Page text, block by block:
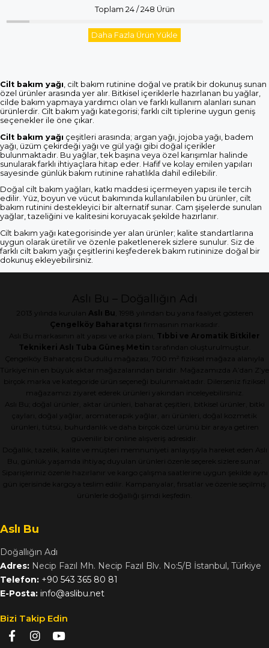
Toplam 24/ 248 Ürün
Daha Fazla Ürün Yükle
Cilt bakım yağı , cilt bakım rutinine doğal ve pratik bir dokunuş sunan
özel ürünler arasında yer alır. Bitkisel içeriklerle hazırlanan bu yağlar,
cilde bakım yapmaya yardımcı olan ve farklı kullanım alanları sunan
ürünlerdir. Cilt bakım yağı kategorisi; farklı cilt tiplerine uygun geniş
seçenekler ile öne çıkar.
Cilt bakım yağı çeşitleri arasında; argan yağı, jojoba yağı, badem
yağı, üzüm çekirdeği yağı ve gül yağı gibi doğal içerikler
bulunmaktadır. Bu yağlar, tek başına veya özel karışımlar halinde
sunularak farklı ihtiyaçlara hitap eder. Hafif ve kolay emilen yapıları
sayesinde günlük bakım rutinine rahatlıkla dahil edilebilir.
Doğal cilt bakım yağları, katkı maddesi içermeyen yapısı ile tercih
edilir. Yüz, boyun ve vücut bakımında kullanılabilen bu ürünler, cilt
bakım rutinini destekleyici bir alternatif sunar. Cam şişelerde sunulan
yağlar, tazeliğini ve kalitesini koruyacak şekilde hazırlanır.
Cilt bakım yağı kategorisinde yer alan ürünler; kalite standartlarına
uygun olarak üretilir ve özenle paketlenerek sizlere sunulur. Siz de
farklı cilt bakım yağı çeşitlerini keşfederek bakım rutininize doğal bir
dokunuş ekleyebilirsiniz.
Aslı Bu – Doğallığın Adı
2013 yılında kurulan Aslı Bu , 1998 yılından bu yana faaliyet gösteren
Çengelköy Baharatçısı firmasının markasıdır.
Aslı Bu markasının alt yapısı ve arka planı, Tıbbi ve Aromatik Bitkiler
Teknikeri Aslı Tuba Güneş Metin tarafından oluşturulmuştur.
Çengelköy Baharatçısı Dudullu mağazası, 700 m² fiziksel mağaza alanıyla
Türkiye’nin en büyük aktar mağazalarından biridir. Mağazamızda A’dan Z’ye
birçok marka ve kategoride ürün seçeneği bulunmaktadır. Dilerseniz fiziksel
mağazamızı ziyaret ederek ürünleri yakından inceleyebilirsiniz.
Aslı Bu; doğal ürünler, aktar ürünleri, baharat çeşitleri, bitkisel ürünler, bitki
çayları, doğal yağlar, aromaterapik yağlar, arı ürünleri, doğal kozmetik
ürünleri, tütsü, buhurdanlık ve daha birçok özel ürünü bir araya getiren
güvenilir bir online alışveriş adresidir.
Doğallık, tazelik, kalite ve müşteri memnuniyeti anlayışıyla hareket eden Aslı
Bu, günlük yaşamda ihtiyaç duyulan ürünleri özenle seçerek sizlere sunar.
Siparişleriniz özenle hazırlanır ve kargo çalışma saatlerine uygun şekilde aynı
gün içerisinde kargoya teslim edilir. Kampanyalar, fırsatlar ve özenle seçilmiş
ürünlerle doğallığı şimdi keşfedin.
Aslı Bu
Doğallığın Adı
Adres: Necip Fazıl Mh. Necip Fazıl Blv. No:5/B İstanbul, Türkiye
Telefon: +90 543 365 80 81
E-Posta: info@aslibu.net
Bizi Takip Edin